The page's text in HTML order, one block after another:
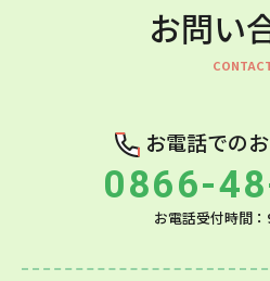
お問い
お電話での
0866-
お電話受付時間